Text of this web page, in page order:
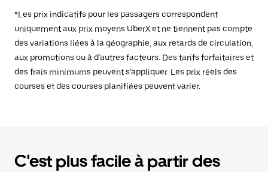
*Les prix indicatifs pour les passagers correspondent
uniquement aux prix moyens UberX et ne tiennent pas compte
des variations liées à la géographie, aux retards de circulation,
aux promotions ou à d’autres facteurs. Des tarifs forfaitaires et
des frais minimums peuvent s’appliquer. Les prix réels des
courses et des courses planifiées peuvent varier.
C'est plus facile à partir des